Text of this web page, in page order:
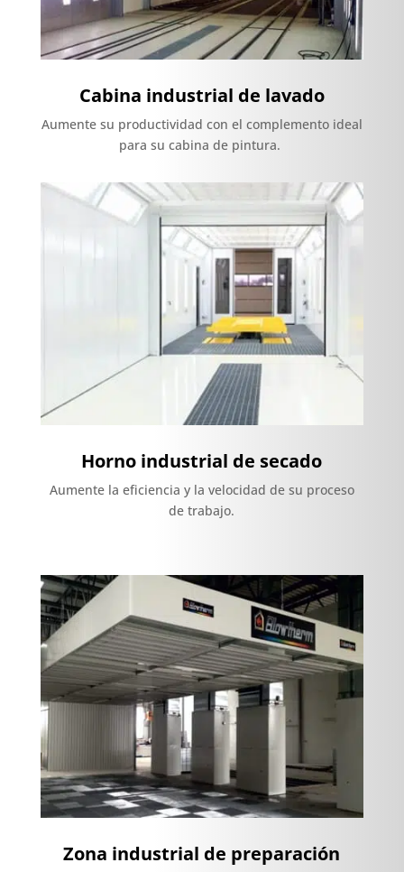
Cabina industrial de lavado
Aumente su productividad con el complemento ideal
para su cabina de pintura.
Horno industrial de secado
Aumente la eficiencia y la velocidad de su proceso
de trabajo.
Zona industrial de preparación